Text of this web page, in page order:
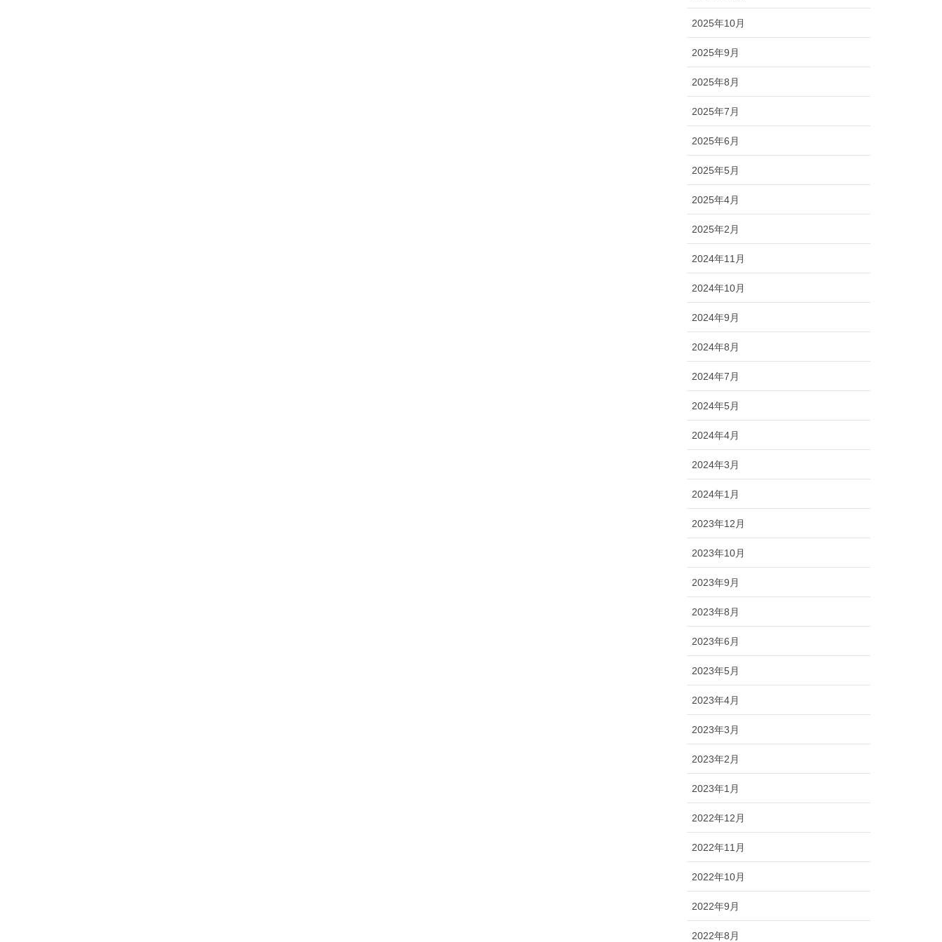
2025年10月
2025年9月
2025年8月
2025年7月
2025年6月
2025年5月
2025年4月
2025年2月
2024年11月
2024年10月
2024年9月
2024年8月
2024年7月
2024年5月
2024年4月
2024年3月
2024年1月
2023年12月
2023年10月
2023年9月
2023年8月
2023年6月
2023年5月
2023年4月
2023年3月
2023年2月
2023年1月
2022年12月
2022年11月
2022年10月
2022年9月
2022年8月